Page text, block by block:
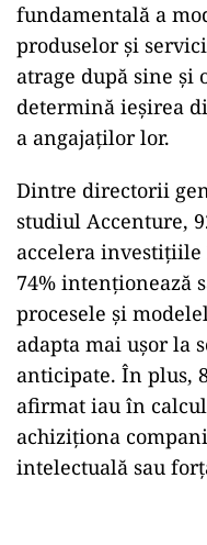
fundamentală a
produselor și
atrage după sine și
determină ieșirea
a angajaților lor.
Dintre directorii
studiul Accenture,
accelera
74% intenționează
procesele și
adapta mai ușor la
anticipate. În plus,
afirmat iau în
achiziționa
intelectuală sau